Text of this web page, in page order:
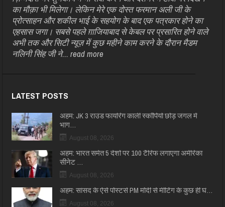
का मौक़ा भी मिलेगा। लेकिन मेरे एक दोस्त फरमान अली जी के
प्रोत्साहन और शकील भाई के सहयोग के बाद एक पत्रकार होने का
एहसास जगा। सबसे पहले ग़ाजियाबाद से केबल पर प्रसारित होने वाले
अभी तक और सिटी न्यूज़ में कुछ महीने काम करने के दौरान मैडम
नलिनी सिंह जी ने...read more
LATEST POSTS
अहम: JK 3 राउंड फायरिंग काली स्कॉर्पियो छोड़ जंगल में
भाग…
August 08, 2026
अहम: भारत समेत 5 देशों पर 100 टैरिफ लगाएगा अमेरिका
सीनेट …
August 08, 2026
अहम: सांसद के ऐसे पोस्टर्स PM मोदी से मीटिंग के कुछ ही घं…
August 08, 2026